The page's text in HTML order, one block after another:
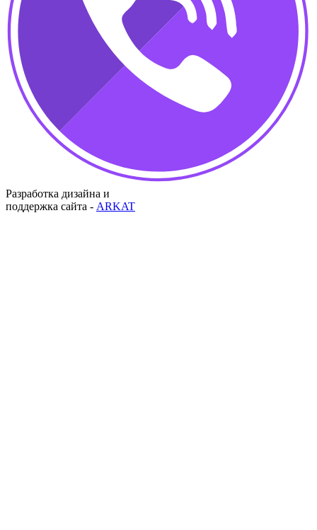
Разработка дизайна и
поддержка сайта - ARKAT